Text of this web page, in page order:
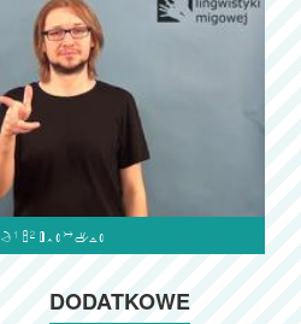

DODATKOWE